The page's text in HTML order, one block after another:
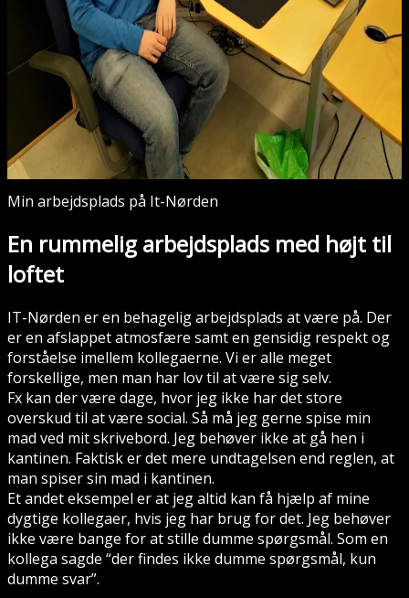
Min arbejdsplads på It-Nørden
En rummelig arbejdsplads med højt til
loftet
IT-Nørden er en behagelig arbejdsplads at være på. Der
er en afslappet atmosfære samt en gensidig respekt og
forståelse imellem kollegaerne. Vi er alle meget
forskellige, men man har lov til at være sig selv.
Fx kan der være dage, hvor jeg ikke har det store
overskud til at være social. Så må jeg gerne spise min
mad ved mit skrivebord. Jeg behøver ikke at gå hen i
kantinen. Faktisk er det mere undtagelsen end reglen, at
man spiser sin mad i kantinen.
Et andet eksempel er at jeg altid kan få hjælp af mine
dygtige kollegaer, hvis jeg har brug for det. Jeg behøver
ikke være bange for at stille dumme spørgsmål. Som en
kollega sagde “der findes ikke dumme spørgsmål, kun
dumme svar”.